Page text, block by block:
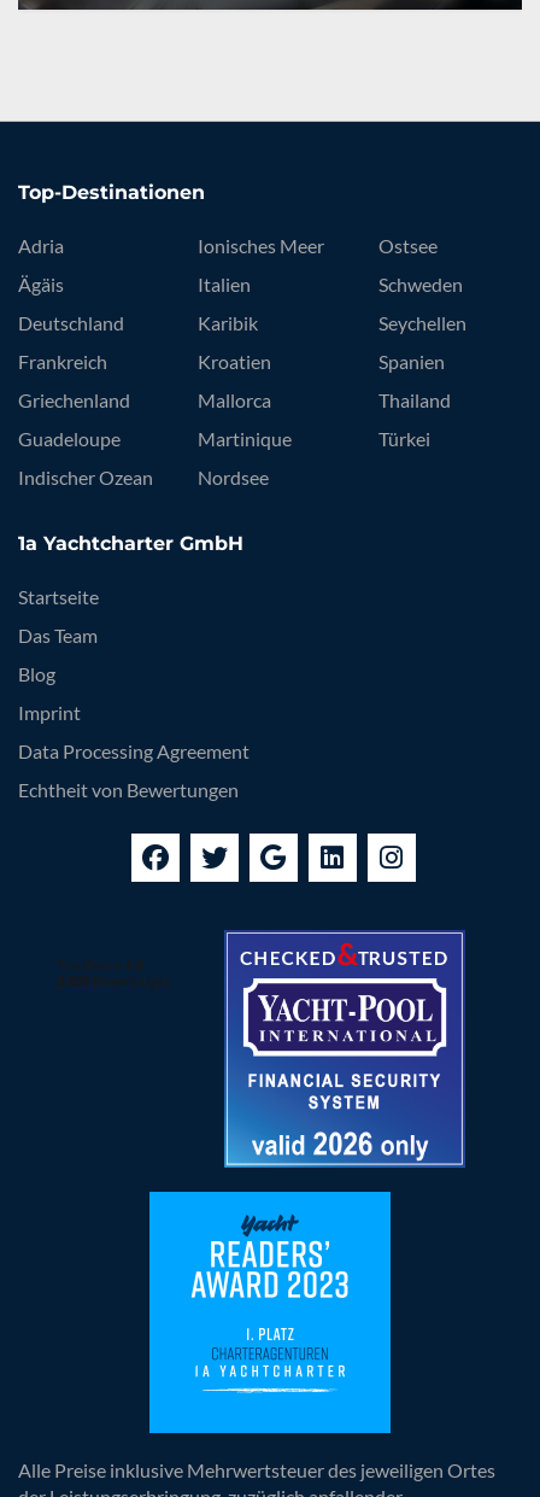
Top-Destinationen
Adria
Ägäis
Deutschland
Frankreich
Griechenland
Guadeloupe
Indischer Ozean
Ionisches Meer
Italien
Karibik
Kroatien
Mallorca
Martinique
Nordsee
Ostsee
Schweden
Seychellen
Spanien
Thailand
Türkei
1a Yachtcharter GmbH
Startseite
Das Team
Blog
Imprint
Data Processing Agreement
Echtheit von Bewertungen
Alle Preise inklusive Mehrwertsteuer des jeweiligen Ortes